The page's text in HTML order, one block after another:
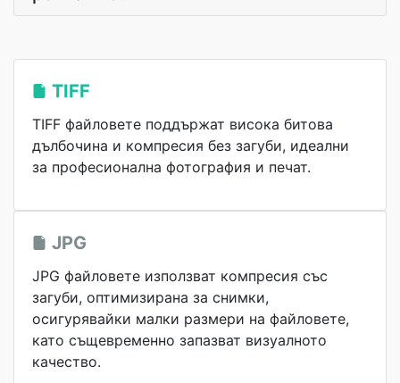
TIFF
TIFF файловете поддържат висока битова
дълбочина и компресия без загуби, идеални
за професионална фотография и печат.
JPG
JPG файловете използват компресия със
загуби, оптимизирана за снимки,
осигурявайки малки размери на файловете,
като същевременно запазват визуалното
качество.